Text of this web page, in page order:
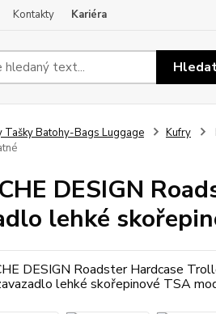
Kontakty Kariéra
Tašky Batohy-Bags Luggage Kufry
DESIGN
lehké